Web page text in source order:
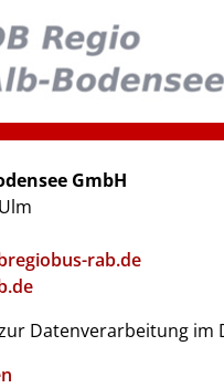
GmbH
rab.de
Datenverarbeitung im